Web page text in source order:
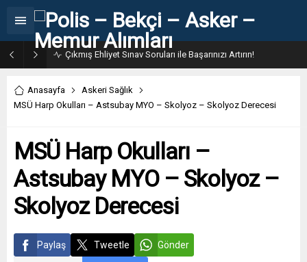
Anasayfa
Askeri Sağlık
MSÜ Harp Okulları – Astsubay MYO – Skolyoz – Skolyoz Derecesi
MSÜ Harp Okulları –
Astsubay MYO – Skolyoz –
Skolyoz Derecesi
Paylaş Tweetle Gönder